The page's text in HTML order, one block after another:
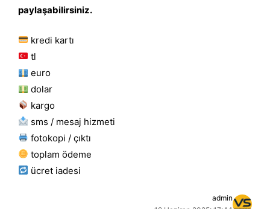
paylaşabilirsiniz.
kredi kartı
tl
euro
dolar
kargo
sms / mesaj hizmeti
fotokopi / çıktı
toplam ödeme
ücret i̇adesi
admin